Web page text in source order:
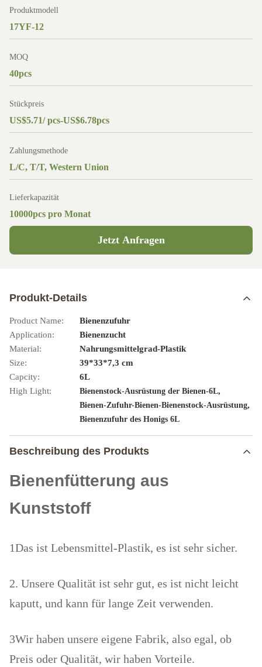
Produktmodell
17YF-12
MOQ
40pcs
Stückpreis
US$5.71/ pcs-US$6.78pcs
Zahlungsmethode
L/C, T/T, Western Union
Lieferkapazität
10000pcs pro Monat
Jetzt Anfragen
Produkt-Details
Product Name:
Bienenzufuhr
Application:
Bienenzucht
Material:
Nahrungsmittelgrad-Plastik
Size:
39*33*7,3 cm
Capcity:
6L
High Light:
Bienenstock-Ausrüstung der Bienen-6L,
Bienen-Zufuhr-Bienen-Bienenstock-Ausrüstung,
Bienenzufuhr des Honigs 6L
Beschreibung des Produkts
Bienenfütterung aus
Kunststoff
1Das ist Lebensmittel-Plastik, es ist sehr sicher.
2. Unsere Qualität ist sehr gut, es ist nicht leicht
kaputt, und kann für lange Zeit verwenden.
3Wir haben unsere eigene Fabrik, also egal, ob
Preis oder Qualität, wir haben Vorteile.